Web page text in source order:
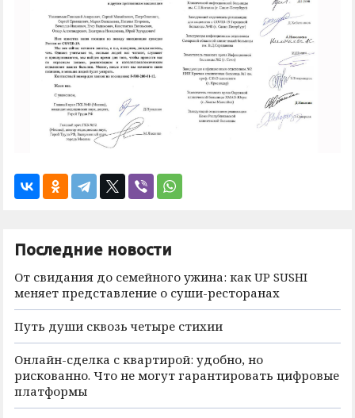
Последние новости
От свидания до семейного ужина: как UP SUSHI
меняет представление о суши-ресторанах
Путь души сквозь четыре стихии
Онлайн-сделка с квартирой: удобно, но
рискованно. Что не могут гарантировать цифровые
платформы